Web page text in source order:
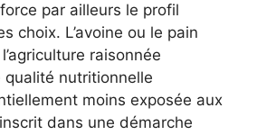
par ailleurs le profil
choix. L’avoine ou le pain
raisonnée
nutritionnelle
moins exposée aux
dans une démarche